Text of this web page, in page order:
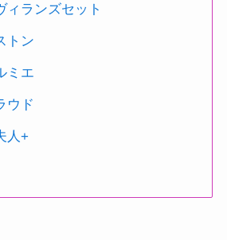
ィランズセット
トン
ミエ
ウド
人+